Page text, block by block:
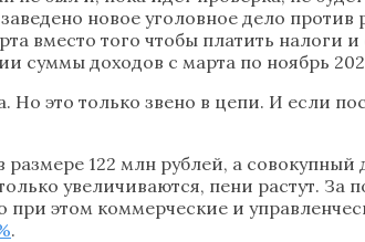
новое уголовное дело
вместо того чтобы платить налоги
суммы доходов с марта по ноябрь
это только звено в цепи. И если
122 млн рублей, а совокупный
увеличиваются, пени растут. За
этом коммерческие и
.